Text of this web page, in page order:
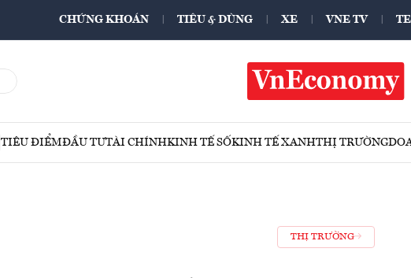
CHỨNG KHOÁN TIÊU & DÙNG XE VNE TV
TIÊU ĐIỂMĐẦU TƯTÀI CHÍNHKINH TẾ SỐKINH TẾ XANHTHỊ TRƯỜNG
THỊ TRƯỜNG